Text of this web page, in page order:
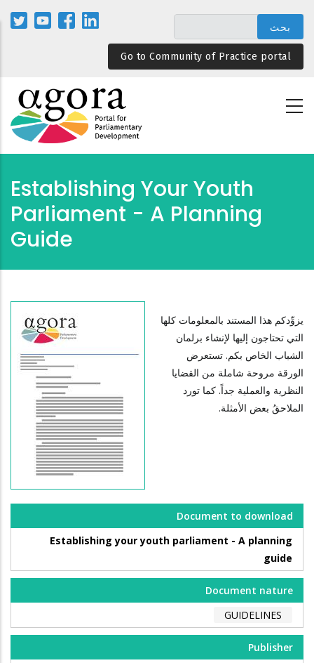
المحتوى
الرئيسيGo to Community of Practice portal
Establishing Your Youth
Parliament - A Planning
Guide
يزوِّدكم هذا المستند بالمعلومات كلها
التي تحتاجون إليها لإنشاء برلمان
الشباب الخاص بكم. تستعرض
الورقة مروحة شاملة من القضايا
النظرية والعملية جداً. كما تورد
الملاحقُ بعض الأمثلة.
Document to download
Establishing your youth parliament - A planning
guide
Document nature
GUIDELINES
Publisher